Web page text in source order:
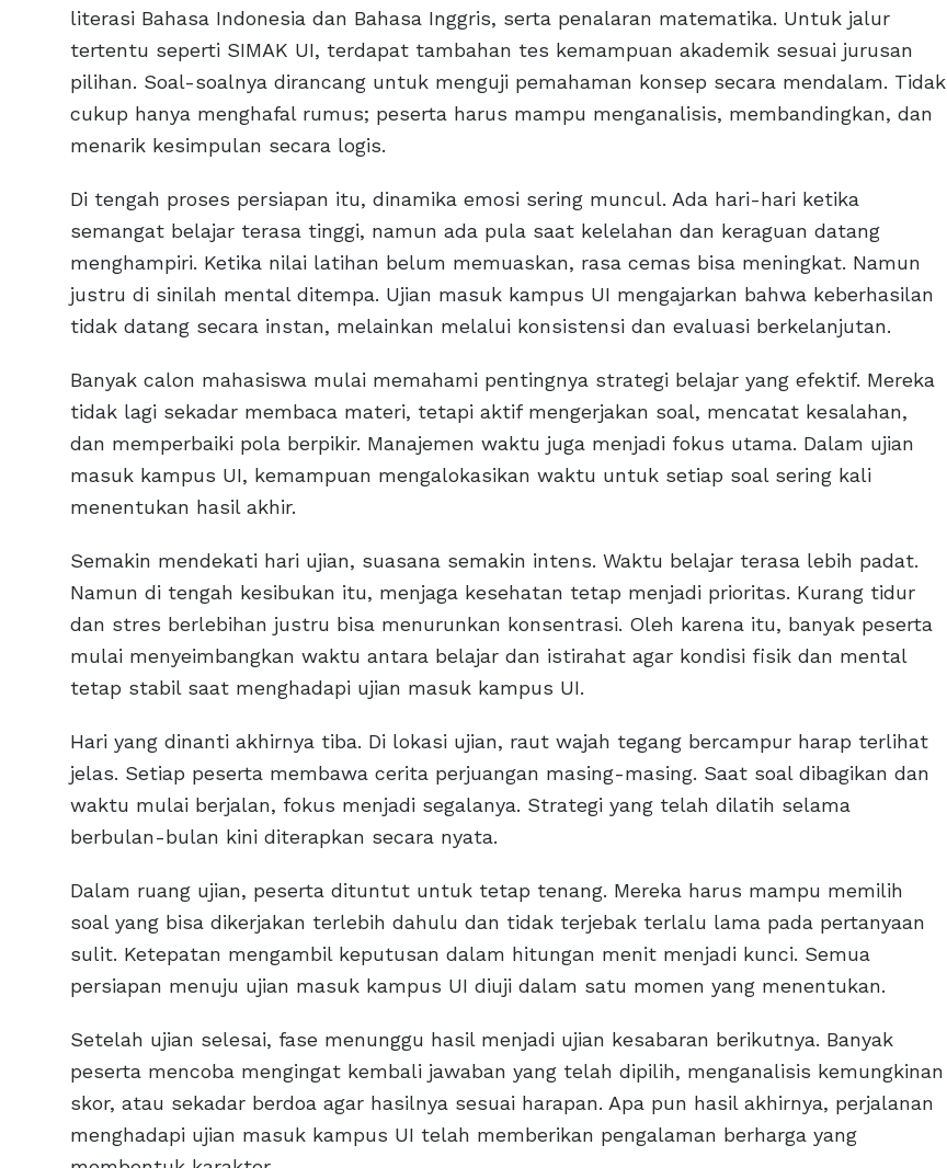
literasi Bahasa Indonesia dan Bahasa Inggris, serta penalaran matematika. Untuk jalur
tertentu seperti SIMAK UI, terdapat tambahan tes kemampuan akademik sesuai jurusan
pilihan. Soal-soalnya dirancang untuk menguji pemahaman konsep secara mendalam. Tidak
cukup hanya menghafal rumus; peserta harus mampu menganalisis, membandingkan, dan
menarik kesimpulan secara logis.
Di tengah proses persiapan itu, dinamika emosi sering muncul. Ada hari-hari ketika
semangat belajar terasa tinggi, namun ada pula saat kelelahan dan keraguan datang
menghampiri. Ketika nilai latihan belum memuaskan, rasa cemas bisa meningkat. Namun
justru di sinilah mental ditempa. Ujian masuk kampus UI mengajarkan bahwa keberhasilan
tidak datang secara instan, melainkan melalui konsistensi dan evaluasi berkelanjutan.
Banyak calon mahasiswa mulai memahami pentingnya strategi belajar yang efektif. Mereka
tidak lagi sekadar membaca materi, tetapi aktif mengerjakan soal, mencatat kesalahan,
dan memperbaiki pola berpikir. Manajemen waktu juga menjadi fokus utama. Dalam ujian
masuk kampus UI, kemampuan mengalokasikan waktu untuk setiap soal sering kali
menentukan hasil akhir.
Semakin mendekati hari ujian, suasana semakin intens. Waktu belajar terasa lebih padat.
Namun di tengah kesibukan itu, menjaga kesehatan tetap menjadi prioritas. Kurang tidur
dan stres berlebihan justru bisa menurunkan konsentrasi. Oleh karena itu, banyak peserta
mulai menyeimbangkan waktu antara belajar dan istirahat agar kondisi fisik dan mental
tetap stabil saat menghadapi ujian masuk kampus UI.
Hari yang dinanti akhirnya tiba. Di lokasi ujian, raut wajah tegang bercampur harap terlihat
jelas. Setiap peserta membawa cerita perjuangan masing-masing. Saat soal dibagikan dan
waktu mulai berjalan, fokus menjadi segalanya. Strategi yang telah dilatih selama
berbulan-bulan kini diterapkan secara nyata.
Dalam ruang ujian, peserta dituntut untuk tetap tenang. Mereka harus mampu memilih
soal yang bisa dikerjakan terlebih dahulu dan tidak terjebak terlalu lama pada pertanyaan
sulit. Ketepatan mengambil keputusan dalam hitungan menit menjadi kunci. Semua
persiapan menuju ujian masuk kampus UI diuji dalam satu momen yang menentukan.
Setelah ujian selesai, fase menunggu hasil menjadi ujian kesabaran berikutnya. Banyak
peserta mencoba mengingat kembali jawaban yang telah dipilih, menganalisis kemungkinan
skor, atau sekadar berdoa agar hasilnya sesuai harapan. Apa pun hasil akhirnya, perjalanan
menghadapi ujian masuk kampus UI telah memberikan pengalaman berharga yang